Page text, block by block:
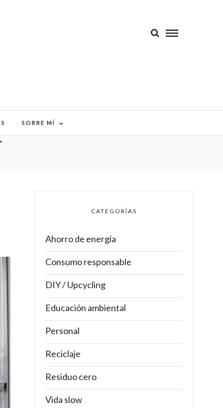
SOBRE MÍ
CATEGORÍAS
Ahorro de energía
Consumo responsable
DIY / Upcycling
Educación ambiental
Personal
Reciclaje
Residuo cero
Vida slow